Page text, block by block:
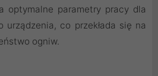
optymalne parametry pracy dla
urządzenia, co przekłada się na
ogniw.